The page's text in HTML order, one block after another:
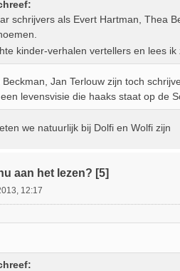
schrijvers als Evert Hartman, Thea
kinder-verhalen vertellers en lees ik
Jan Terlouw zijn toch
levensvisie die haaks staat op de
we natuurlijk bij Dolfi en Wolfi zijn
aan het lezen? [5]
12:17